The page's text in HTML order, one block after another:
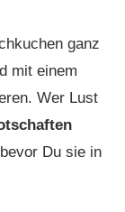
ganz
mit einem
Wer Lust
Du sie in